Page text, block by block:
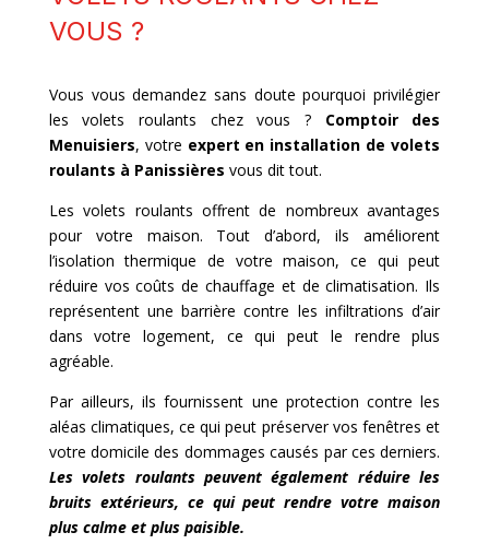
VOUS ?
Vous vous demandez sans doute pourquoi privilégier
les volets roulants chez vous ? Comptoir des
Menuisiers, votre expert en installation de volets
roulants à Panissières vous dit tout.
Les volets roulants offrent de nombreux avantages
pour votre maison. Tout d’abord, ils améliorent
l’isolation thermique de votre maison, ce qui peut
réduire vos coûts de chauffage et de climatisation. Ils
représentent une barrière contre les infiltrations d’air
dans votre logement, ce qui peut le rendre plus
agréable.
Par ailleurs, ils fournissent une protection contre les
aléas climatiques, ce qui peut préserver vos fenêtres et
votre domicile des dommages causés par ces derniers.
Les volets roulants peuvent également réduire les
bruits extérieurs, ce qui peut rendre votre maison
plus calme et plus paisible.